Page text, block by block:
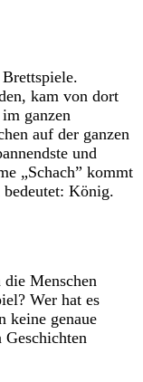
kam von dort
ganzen
auf der ganzen
und
„Schach” kommt
bedeutet: König.
die Menschen
Wer hat es
keine genaue